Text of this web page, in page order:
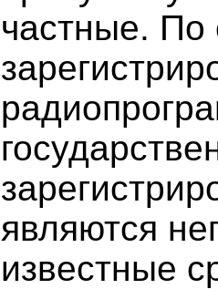
частные. По
являются
известные